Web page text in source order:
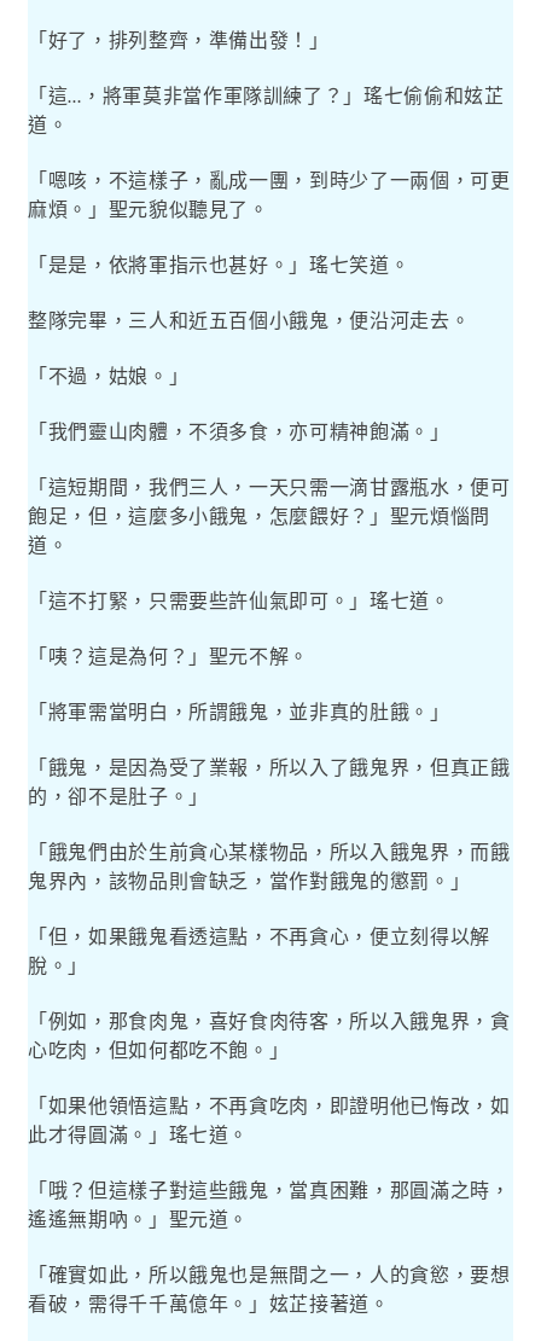
「好了，排列整齊，準備出發！」
「這… ，將軍莫非當作軍隊訓練了？」瑤七偷偷和妶芷
道。
「嗯咳，不這樣子，亂成一團，到時少了一兩個，可更
麻煩。」聖元貌似聽見了。
「是是，依將軍指示也甚好。」瑤七笑道。
整隊完畢，三人和近五百個小餓鬼，便沿河走去。
「不過，姑娘。」
「我們靈山肉體，不須多食，亦可精神飽滿。」
「這短期間，我們三人，一天只需一滴甘露瓶水，便可
飽足，但，這麼多小餓鬼，怎麼餵好？」聖元煩惱問
道。
「這不打緊，只需要些許仙氣即可。」瑤七道。
「咦？這是為何？」聖元不解。
「將軍需當明白，所謂餓鬼，並非真的肚餓。」
「餓鬼，是因為受了業報，所以入了餓鬼界，但真正餓
的，卻不是肚子。」
「餓鬼們由於生前貪心某樣物品，所以入餓鬼界，而餓
鬼界內，該物品則會缺乏，當作對餓鬼的懲罰。」
「但，如果餓鬼看透這點，不再貪心，便立刻得以解
脫。」
「例如，那食肉鬼，喜好食肉待客，所以入餓鬼界，貪
心吃肉，但如何都吃不飽。」
「如果他領悟這點，不再貪吃肉，即證明他已悔改，如
此才得圓滿。」瑤七道。
「哦？但這樣子對這些餓鬼，當真困難，那圓滿之時，
遙遙無期吶。」聖元道。
「確實如此，所以餓鬼也是無間之一，人的貪慾，要想
看破，需得千千萬億年。」妶芷接著道。